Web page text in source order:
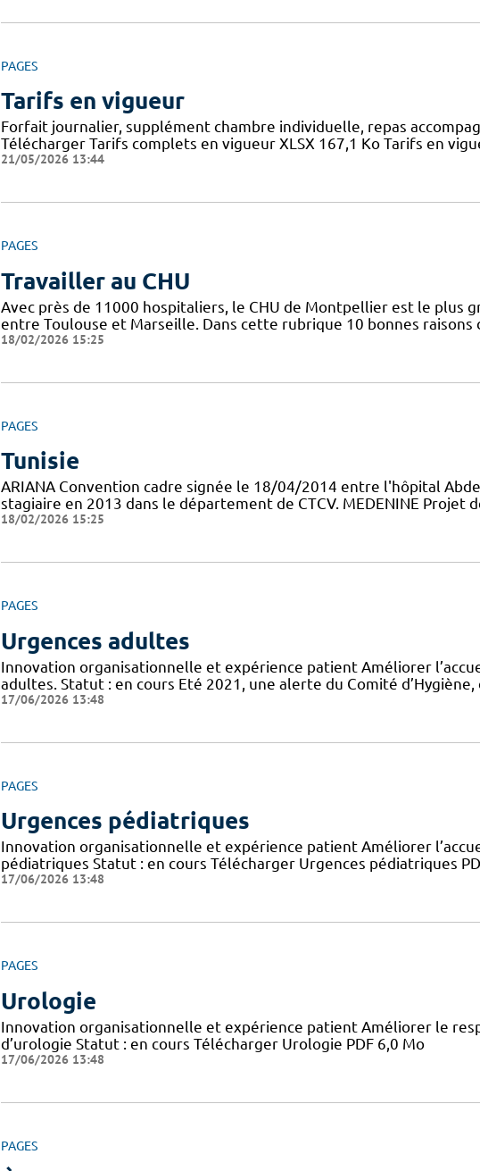
PAGES
Tarifs en vigueur
Forfait journalier, supplément chambre individuelle, repas
Télécharger Tarifs complets en vigueur XLSX 167,1 Ko Tarifs en
21/05/2026 13:44
PAGES
Travailler au CHU
Avec près de 11000 hospitaliers, le CHU de Montpellier est le plus
entre Toulouse et Marseille. Dans cette rubrique 10 bonnes raisons
18/02/2026 15:25
PAGES
Tunisie
ARIANA Convention cadre signée le 18/04/2014 entre l'hôpital
stagiaire en 2013 dans le département de CTCV. MEDENINE
18/02/2026 15:25
PAGES
Urgences adultes
Innovation organisationnelle et expérience patient Améliorer
adultes. Statut : en cours Eté 2021, une alerte du Comité
17/06/2026 13:48
PAGES
Urgences pédiatriques
Innovation organisationnelle et expérience patient Améliorer
pédiatriques Statut : en cours Télécharger Urgences pédiatriques
17/06/2026 13:48
PAGES
Urologie
Innovation organisationnelle et expérience patient Améliorer le
d’urologie Statut : en cours Télécharger Urologie PDF 6,0 Mo
17/06/2026 13:48
PAGES